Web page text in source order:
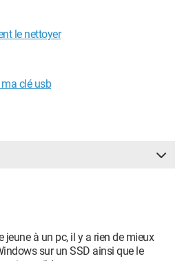
le nettoyer
clé usb
jeune à un pc, il y a rien de mieux
sur un SSD ainsi que le